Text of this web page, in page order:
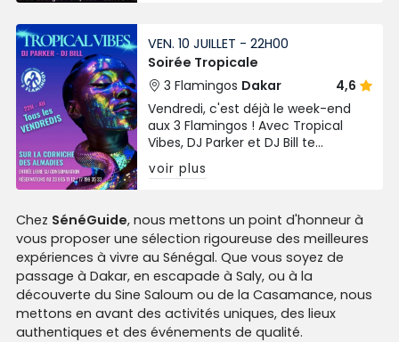
VEN. 10 JUILLET - 22H00
Soirée Tropicale
3 Flamingos Dakar
4,6
Vendredi, c'est déjà le week-end
aux 3 Flamingos ! Avec Tropical
Vibes, DJ Parker et DJ Bill te
préparent une nuit où la bonne
musique et la bonne humeur sont
voir plus
Chez SénéGuide, nous mettons un point d'honneur à
vous proposer une sélection rigoureuse des meilleures
expériences à vivre au Sénégal. Que vous soyez de
passage à Dakar, en escapade à Saly, ou à la
découverte du Sine Saloum ou de la Casamance, nous
mettons en avant des activités uniques, des lieux
authentiques et des événements de qualité.